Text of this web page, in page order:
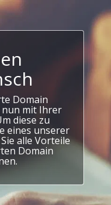
Domain
nun mit Ihrer
diese zu
eines unserer
alle Vorteile
Domain